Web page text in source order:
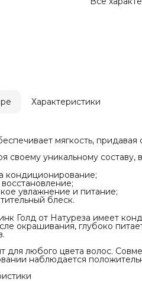
вещества,
Степень
1-2-3-4-5
Холодная
Нет
Для
Да
1 способ -
Вымыть
На слегка
Выдержать
Смыть
Высушить
Характеристики
мягкость,
своему уникальному
кондиционирование;
увлажнение и питание;
блеск.
Голд от Натуреза имеет
окрашивания, глубоко
для любого цвета волос.
наблюдается